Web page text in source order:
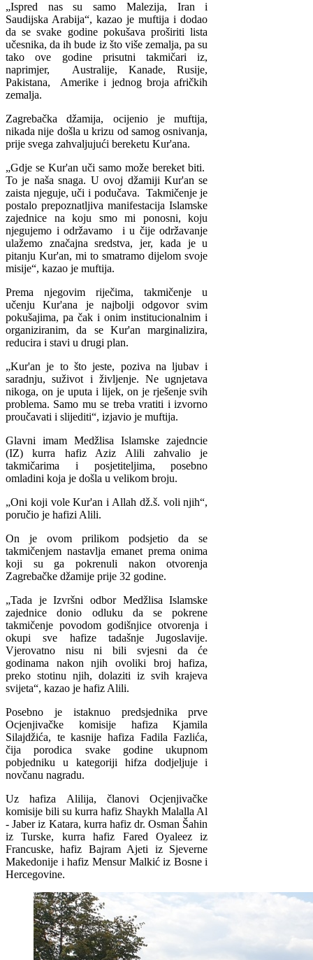
„Ispred nas su samo Malezija, Iran i
Saudijska Arabija“, kazao je muftija i dodao
da se svake godine pokušava proširiti lista
učesnika, da ih bude iz što više zemalja, pa su
tako ove godine prisutni takmičari iz,
naprimjer, Australije, Kanade, Rusije,
Pakistana, Amerike i jednog broja afričkih
zemalja.
Zagrebačka džamija, ocijenio je muftija,
nikada nije došla u krizu od samog osnivanja,
prije svega zahvaljujući bereketu Kur'ana.
„Gdje se Kur'an uči samo može bereket biti.
To je naša snaga. U ovoj džamiji Kur'an se
zaista njeguje, uči i podučava. Takmičenje je
postalo prepoznatljiva manifestacija Islamske
zajednice na koju smo mi ponosni, koju
njegujemo i održavamo i u čije održavanje
ulažemo značajna sredstva, jer, kada je u
pitanju Kur'an, mi to smatramo dijelom svoje
misije“, kazao je muftija.
Prema njegovim riječima, takmičenje u
učenju Kur'ana je najbolji odgovor svim
pokušajima, pa čak i onim institucionalnim i
organiziranim, da se Kur'an marginalizira,
reducira i stavi u drugi plan.
„Kur'an je to što jeste, poziva na ljubav i
saradnju, suživot i življenje. Ne ugnjetava
nikoga, on je uputa i lijek, on je rješenje svih
problema. Samo mu se treba vratiti i izvorno
proučavati i slijediti“, izjavio je muftija.
Glavni imam Medžlisa Islamske zajedncie
(IZ) kurra hafiz Aziz Alili zahvalio je
takmičarima i posjetiteljima, posebno
omladini koja je došla u velikom broju.
„Oni koji vole Kur'an i Allah dž.š. voli njih“,
poručio je hafizi Alili.
On je ovom prilikom podsjetio da se
takmičenjem nastavlja emanet prema onima
koji su ga pokrenuli nakon otvorenja
Zagrebačke džamije prije 32 godine.
„Tada je Izvršni odbor Medžlisa Islamske
zajednice donio odluku da se pokrene
takmičenje povodom godišnjice otvorenja i
okupi sve hafize tadašnje Jugoslavije.
Vjerovatno nisu ni bili svjesni da će
godinama nakon njih ovoliki broj hafiza,
preko stotinu njih, dolaziti iz svih krajeva
svijeta“, kazao je hafiz Alili.
Posebno je istaknuo predsjednika prve
Ocjenjivačke komisije hafiza Kjamila
Silajdžića, te kasnije hafiza Fadila Fazlića,
čija porodica svake godine ukupnom
pobjedniku u kategoriji hifza dodjeljuje i
novčanu nagradu.
Uz hafiza Alilija, članovi Ocjenjivačke
komisije bili su kurra hafiz Shaykh Malalla Al
- Jaber iz Katara, kurra hafiz dr. Osman Šahin
iz Turske, kurra hafiz Fared Oyaleez iz
Francuske, hafiz Bajram Ajeti iz Sjeverne
Makedonije i hafiz Mensur Malkić iz Bosne i
Hercegovine.